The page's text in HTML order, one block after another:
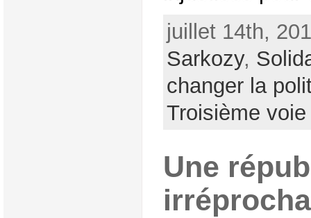
juillet 14th,
Sarkozy,
changer la
Troisième voie
Une